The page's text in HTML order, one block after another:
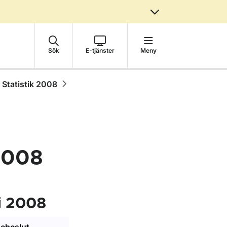
Sök E-tjänster Meny
Statistik 2008
2008